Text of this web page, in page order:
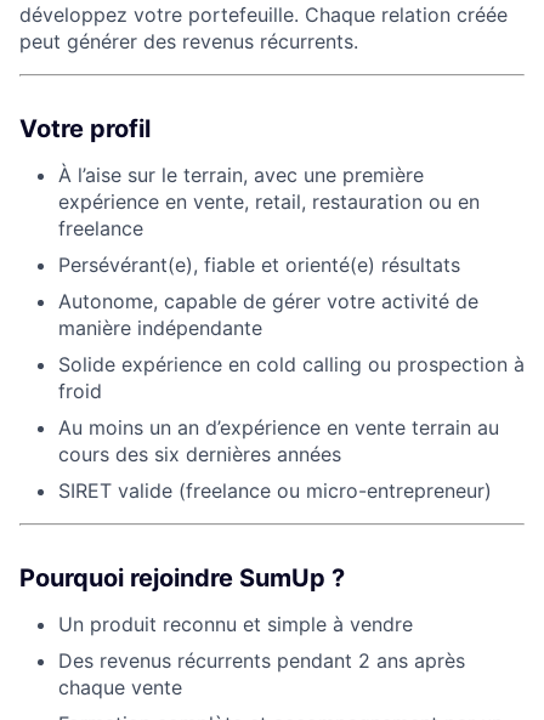
développez votre portefeuille. Chaque relation créée
peut générer des revenus récurrents.
Votre profil
À l’aise sur le terrain, avec une première
expérience en vente, retail, restauration ou en
freelance
Persévérant(e), fiable et orienté(e) résultats
Autonome, capable de gérer votre activité de
manière indépendante
Solide expérience en cold calling ou prospection à
froid
Au moins un an d’expérience en vente terrain au
cours des six dernières années
SIRET valide (freelance ou micro-entrepreneur)
Pourquoi rejoindre SumUp ?
Un produit reconnu et simple à vendre
Des revenus récurrents pendant 2 ans après
chaque vente